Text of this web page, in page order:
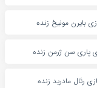
بایرن مونیخ زنده
پاری سن ژرمن زنده
رئال مادرید زنده